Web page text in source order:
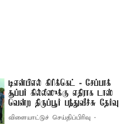
டிஎன்பிஎல் கிரிக்கெட் - சேப்பாக்
சூப்பர் கில்லீஸுக்கு எதிராக டாஸ்
வென்ற திருப்பூர் பந்துவீச்சு தேர்வு
விளையாட்டுச் செய்திப்பிரிவு